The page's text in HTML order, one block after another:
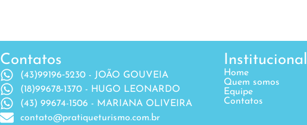
Contatos
(43)99196‐5230 - JOÃO GOUVEIA
(18)99678-1370 - HUGO LEONARDO
(43) 99674-1506 - MARIANA OLIVEIRA
contato@pratiqueturismo.com.br
Institucional
Home
Quem somos
Equipe
Contatos